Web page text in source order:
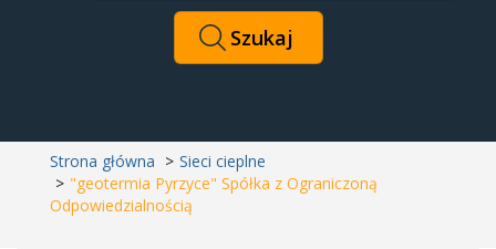
Strona główna
Sieci cieplne
"geotermia Pyrzyce" Spółka z Ograniczoną
Odpowiedzialnością